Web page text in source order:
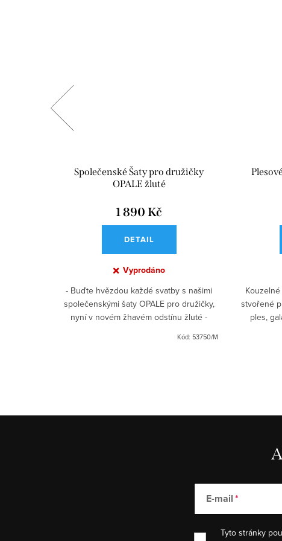
Společenské Šaty pro družičky
OPALE žluté
1 890 Kč
DETAIL
Vyprodáno
- Buďte hvězdou každé svatby s našimi
společenskými šaty OPALE pro družičky,
nyní v novém žhavém odstínu žluté -
osvědčeně zdobí družičky na...
Kód: 53750/M
stvořené
ples,
E-mail
Tyto stránky